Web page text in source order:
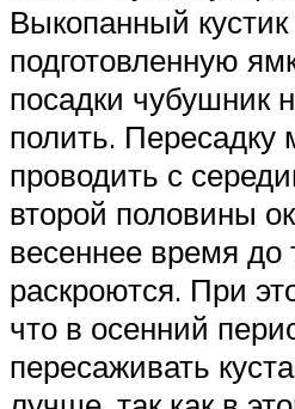
Выкопанный
подготовленную
посадки чубушник
полить. Пересадку
проводить с
второй половины
весеннее время до
раскроются. При
что в осенний
пересаживать